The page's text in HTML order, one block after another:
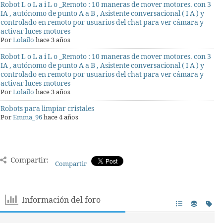
Robot L o L a i L o _Remoto : 10 maneras de mover motores. con 3
IA , autónomo de punto A a B , Asistente conversacional ( I A ) y
controlado en remoto por usuarios del chat para ver cámara y
activar luces-motores
PorLolailo hace 3 años
Robot L o L a i L o _Remoto : 10 maneras de mover motores. con 3
IA , autónomo de punto A a B , Asistente conversacional ( I A ) y
controlado en remoto por usuarios del chat para ver cámara y
activar luces-motores
PorLolailo hace 3 años
Robots para limpiar cristales
PorEmma_96hace 4 años
Compartir: Compartir
Información del foro